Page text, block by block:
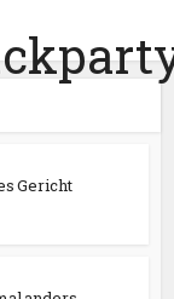
Gericht